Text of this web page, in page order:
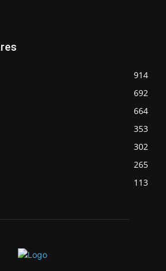
914
692
664
353
302
265
113